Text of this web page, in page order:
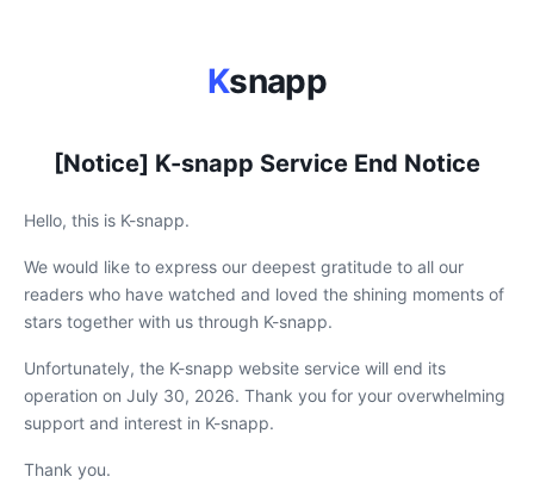
Ksnapp
[Notice] K-snapp Service End Notice
Hello, this is K-snapp.
We would like to express our deepest gratitude to all our
readers who have watched and loved the shining moments of
stars together with us through K-snapp.
Unfortunately, the K-snapp website service will end its
operation on July 30, 2026. Thank you for your overwhelming
support and interest in K-snapp.
Thank you.